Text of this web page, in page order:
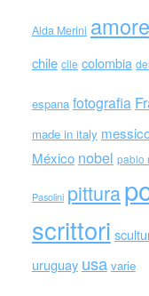
Alda Merini amore
chile cile colombia
espana fotografia
made in italy
México nobel pablo
Pasolini pittura
scrittori
uruguay usa varie